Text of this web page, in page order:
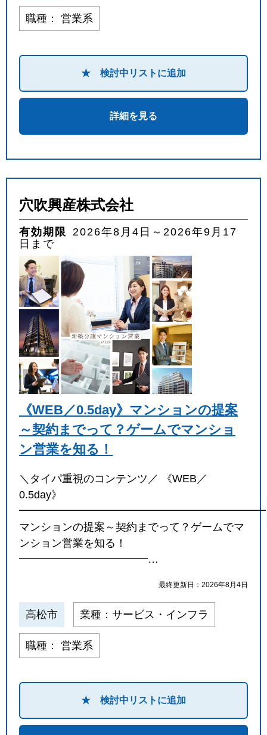
職種： 営業系
★ 検討中リストに追加
詳細を見る
穴吹興産株式会社
有効期限 2026年8月4日～2026年9月17
日まで
《WEB／0.5day》マンションの提案
～契約までって？ゲームでマンショ
ン営業を知る！
＼タイパ重視のコンテンツ／ 《WEB／
0.5day》
━━━━━━━━━━━━━━━━━━━━━━━
マンションの提案～契約までって？ゲームでマ
ンション営業を知る！
━━━━━━━━━━━━…
最終更新日：2026年8月4日
高松市 業種：サービス・インフラ
職種： 営業系
★ 検討中リストに追加